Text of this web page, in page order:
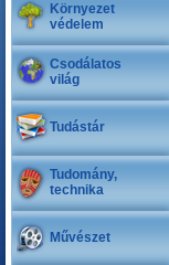
Környezet
védelem
Csodálatos
világ
Tudástár
Tudomány,
technika
Művészet